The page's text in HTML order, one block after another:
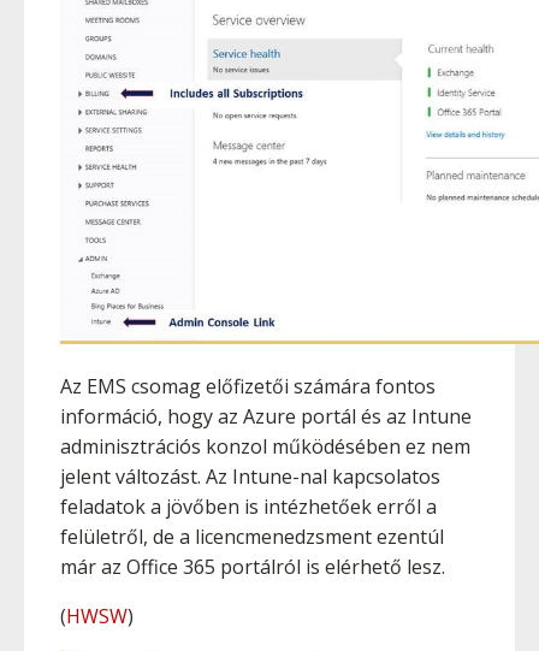
Az EMS csomag előfizetői számára fontos
információ, hogy az Azure portál és az Intune
adminisztrációs konzol működésében ez nem
jelent változást. Az Intune-nal kapcsolatos
feladatok a jövőben is intézhetőek erről a
felületről, de a licencmenedzsment ezentúl
már az Office 365 portálról is elérhető lesz.
(HWSW)